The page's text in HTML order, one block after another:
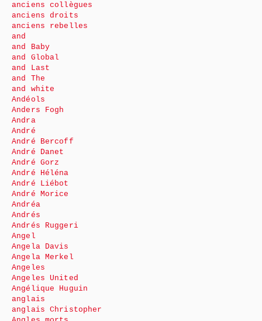
anciens collègues
anciens droits
anciens rebelles
and
and Baby
and Global
and Last
and The
and white
Andéols
Anders Fogh
Andra
André
André Bercoff
André Danet
André Gorz
André Héléna
André Liébot
André Morice
Andréa
Andrés
Andrés Ruggeri
Angel
Angela Davis
Angela Merkel
Angeles
Angeles United
Angélique Huguin
anglais
anglais Christopher